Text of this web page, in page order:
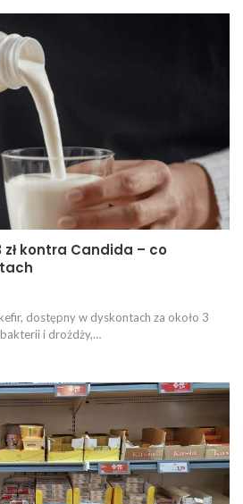
kontra Candida – co
dostępny w dyskontach za około 3
i drożdży,…